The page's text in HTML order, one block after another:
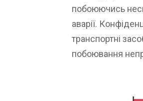
побоюючись
аварії.
транспортні
побоювання